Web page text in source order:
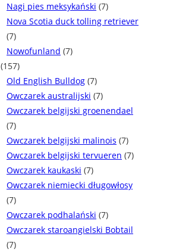
Nagi pies meksykański (7)
Nova Scotia duck tolling retriever
(7)
Nowofunland (7)
(157)
Old English Bulldog (7)
Owczarek australijski (7)
Owczarek belgijski groenendael
(7)
Owczarek belgijski malinois (7)
Owczarek belgijski tervueren (7)
Owczarek kaukaski (7)
Owczarek niemiecki długowłosy
(7)
Owczarek podhalański (7)
Owczarek staroangielski Bobtail
(7)